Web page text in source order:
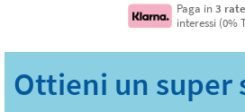
Paga in 3 rate
interessi (0%